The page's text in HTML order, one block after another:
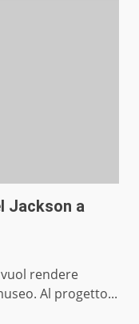
Jackson a
rendere
Al progetto...